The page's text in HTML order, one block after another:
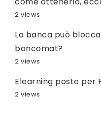
2 views
La banca può
bancomat?
2 views
Elearning poste per
2 views